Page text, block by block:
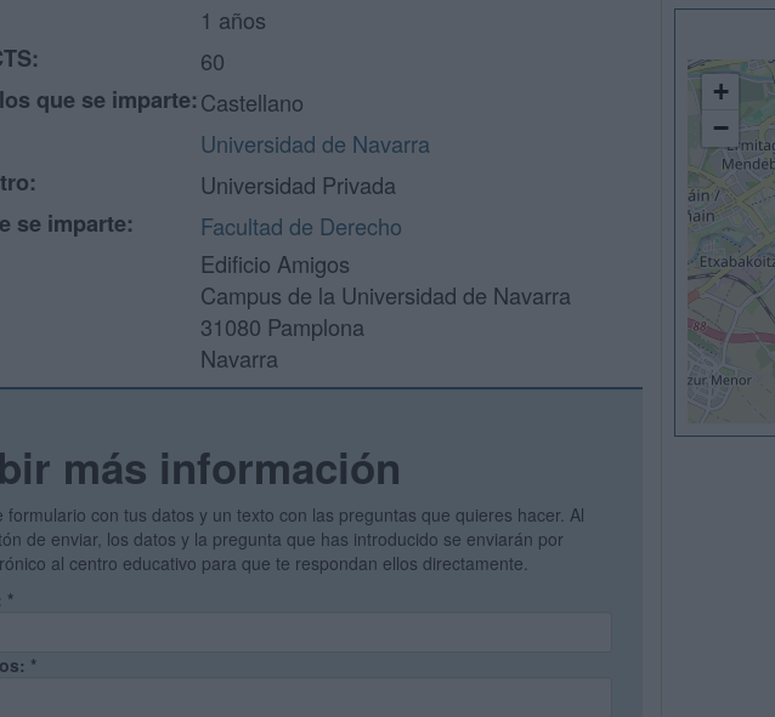
1 años
60
que se imparte:Castellano
Universidad de Navarra
Universidad Privada
se imparte:
Facultad de Derecho
Edificio Amigos
Campus de la Universidad de Navarra
31080 Pamplona
Navarra
más información
formulario con tus datos y un texto con las preguntas que quieres hacer. Al
de enviar, los datos y la pregunta que has introducido se enviarán por
al centro educativo para que te respondan ellos directamente.
*
*
+
−